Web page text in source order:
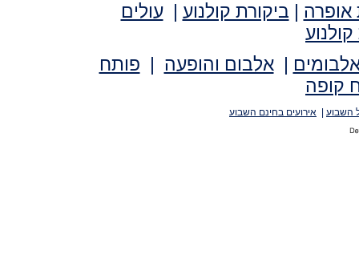
אופרה | ביקורת קולנוע |עולים
קולנוע
|אלבום והופעה | פותח
קופה
השבוע אירועים בחינם השבוע